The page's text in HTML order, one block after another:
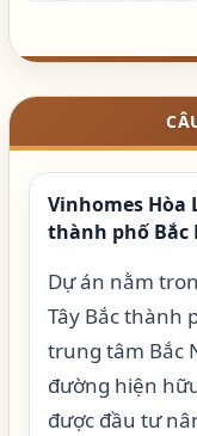
Vinhomes Hòa
thành phố Bắc
Dự án nằm
Tây Bắc thành
trung tâm Bắc
đường hiện
được đầu tư